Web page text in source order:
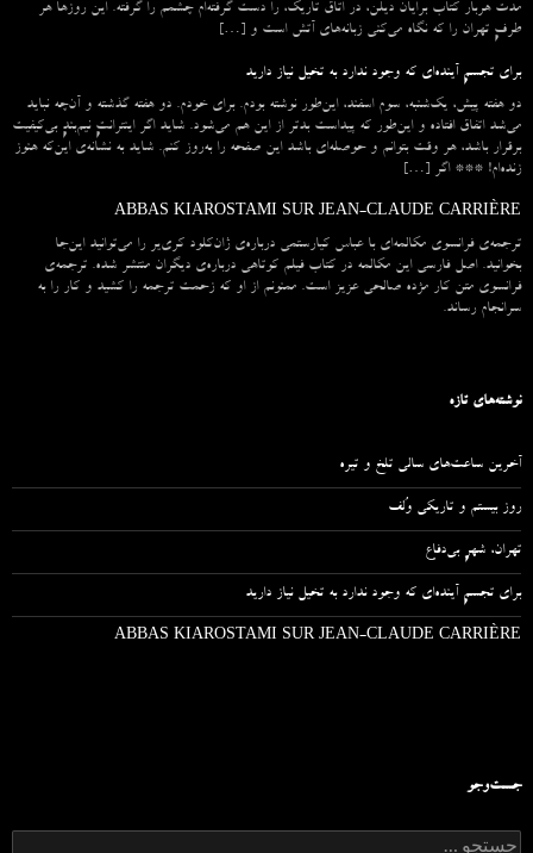
مدت هربار کتاب برایان دیلن، در اتاق تاریک، را دست گرفته‌ام چشمم را گرفته. این روزها هر
طرفِ تهران را که نگاه می‌کنی زبانه‌های آتش است و […]
برای تجسمِ آینده‌ای که وجود ندارد به تخیل نیاز دارید
دو هفته پیش، یک‌شنبه، سوم اسفند، این‌طور نوشته بودم. برای خودم. دو هفته گذشته و آن‌چه نباید
می‌شد اتفاق افتاده و این‌طور که پیداست بدتر از این هم می‌شود. شاید اگر اینترانتِ نیم‌بندِ بی‌کیفیت
برقرار باشد، هر وقت بتوانم و حوصله‌ای باشد این صفحه را به‌روز کنم. شاید به نشانه‌ی این‌که هنوز
زنده‌ام! *** اگر […]
ABBAS KIAROSTAMI SUR JEAN-CLAUDE CARRIÈRE
ترجمه‌ی فرانسوی مکالمه‌ای با عباس کیارستمی درباره‌ی ژان‌کلود کری‌یر را می‌توانید این‌جا
بخوانید. اصل فارسی این مکالمه در کتاب فیلم کوتاهی درباره‌ی دیگران منتشر شده. ترجمه‌ی
فرانسوی متن کار مژده صالحی عزیز است. ممنونم از او که زحمت ترجمه را کشید و کار را به
سرانجام رساند.
نوشته‌های تازه
آخرین ساعت‌های سالی تلخ و تیره
روز بیستم و تاریکی وُلف
تهران، شهرِ بی‌دفاع
برای تجسمِ آینده‌ای که وجود ندارد به تخیل نیاز دارید
ABBAS KIAROSTAMI SUR JEAN-CLAUDE CARRIÈRE
جست‌وجو
ج